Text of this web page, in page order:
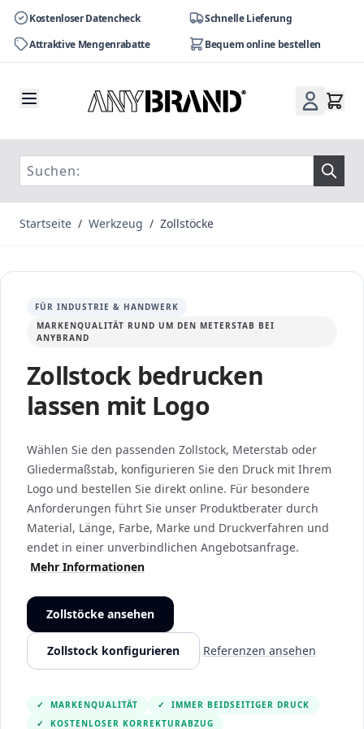
Kostenloser Datencheck
Schnelle Lieferung
Attraktive Mengenrabatte
Bequem online bestellen
Startseite / Werkzeug / Zollstöcke
FÜR INDUSTRIE & HANDWERK
MARKENQUALITÄT RUND UM DEN METERSTAB BEI
ANYBRAND
Zollstock bedrucken
lassen mit Logo
Wählen Sie den passenden Zollstock, Meterstab oder
Gliedermaßstab, konfigurieren Sie den Druck mit Ihrem
Logo und bestellen Sie direkt online. Für besondere
Anforderungen führt Sie unser Produktberater durch
Material, Länge, Farbe, Marke und Druckverfahren und
endet in einer unverbindlichen Angebotsanfrage.
Mehr Informationen
Zollstöcke ansehen
Zollstock konfigurieren Referenzen ansehen
✓ MARKENQUALITÄT ✓
IMMER BEIDSEITIGER DRUCK
✓
KOSTENLOSER KORREKTURABZUG